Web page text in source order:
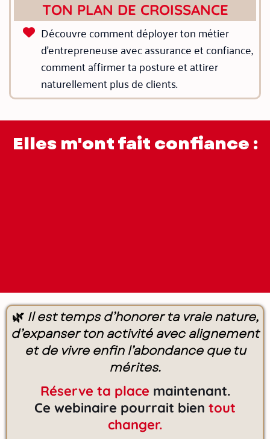
TON PLAN DE CROISSANCE
Découvre comment déployer ton métier
d’entrepreneuse avec assurance et confiance,
comment affirmer ta posture et attirer
naturellement plus de clients.
Elles m'ont fait confiance :
🌿 Il est temps d’honorer ta vraie nature,
d’expanser ton activité avec alignement
et de vivre enfin l’abondance que tu
mérites.
Réserve ta place maintenant.
Ce webinaire pourrait bien tout
changer.